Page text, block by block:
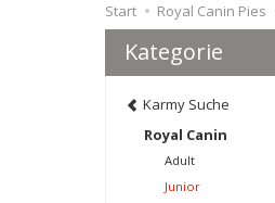
Start Royal Canin Pies
Kategorie
Karmy Suche
Royal Canin
Adult
Junior